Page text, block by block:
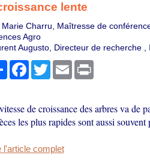
lente
Marie Charru, Maîtresse de
Agro
Augusto, Directeur de recherche ,
PartagerFacebook
TwitterEmail Print
de croissance des arbres va de
les plus rapides sont aussi
l'article complet